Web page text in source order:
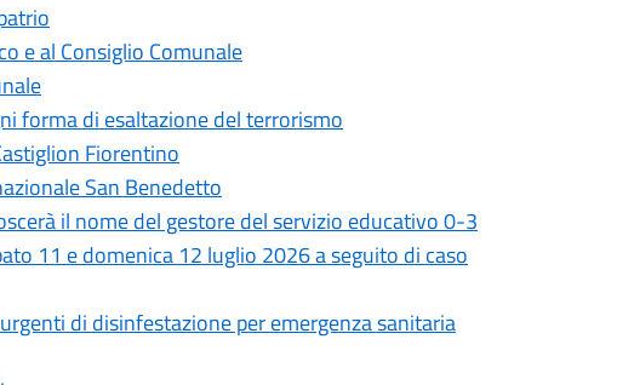
e al Consiglio Comunale
forma di esaltazione del terrorismo
Fiorentino
San Benedetto
il nome del gestore del servizio educativo 0-3
11 e domenica 12 luglio 2026 a seguito di caso
di disinfestazione per emergenza sanitaria